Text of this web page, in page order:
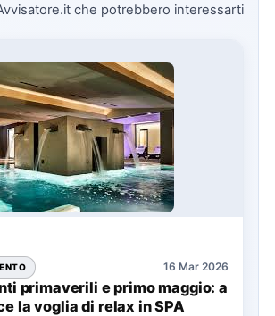
che potrebbero interessarti
16 Mar 2026
primaverili e primo maggio: a
la voglia di relax in SPA